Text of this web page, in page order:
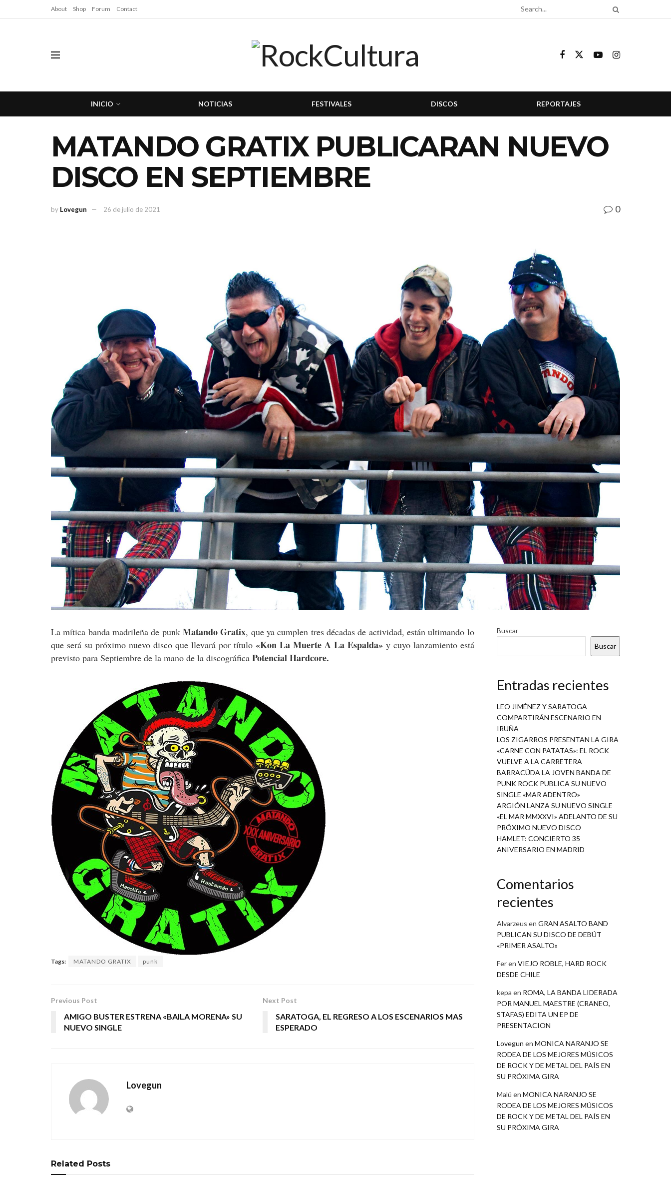
About Shop Forum Contact
INICIO NOTICIAS FESTIVALES DISCOS REPORTAJES
MATANDO GRATIX PUBLICARAN NUEVO
DISCO EN SEPTIEMBRE
by Lovegun 26 de julio de 2021 0
La mítica banda madrileña de punk Matando Gratix, que ya cumplen tres décadas de actividad, están ultimando lo
que será su próximo nuevo disco que llevará por título «Kon La Muerte A La Espalda»y cuyo lanzamiento está
previsto para Septiembre de la mano de la discográfica Potencial Hardcore.
Tags: MATANDO GRATIX punk
Previous Post
AMIGO BUSTER ESTRENA «BAILA MORENA» SU
NUEVO SINGLE
Next Post
SARATOGA, EL REGRESO A LOS ESCENARIOS MAS
ESPERADO
Lovegun
Related Posts
Buscar
Buscar
Entradas recientes
LEO JIMÉNEZ Y SARATOGA
COMPARTIRÁN ESCENARIO EN
IRUÑA
LOS ZIGARROS PRESENTAN LA GIRA
«CARNE CON PATATAS»: EL ROCK
VUELVE A LA CARRETERA
BARRACÜDA LA JOVEN BANDA DE
PUNK ROCK PUBLICA SU NUEVO
SINGLE «MAR ADENTRO»
ARGIÓN LANZA SU NUEVO SINGLE
«EL MAR MMXXVI» ADELANTO DE SU
PRÓXIMO NUEVO DISCO
HAMLET: CONCIERTO 35
ANIVERSARIO EN MADRID
Comentarios
recientes
Alvarzeus en GRAN ASALTO BAND
PUBLICAN SU DISCO DE DEBÚT
«PRIMER ASALTO»
Feren VIEJO ROBLE, HARD ROCK
DESDE CHILE
kepa en ROMA, LA BANDA LIDERADA
POR MANUEL MAESTRE (CRANEO,
STAFAS) EDITA UN EP DE
PRESENTACION
Lovegun en MONICA NARANJO SE
RODEA DE LOS MEJORES MÚSICOS
DE ROCK Y DE METAL DEL PAÍS EN
SU PRÓXIMA GIRA
Malú en MONICA NARANJO SE
RODEA DE LOS MEJORES MÚSICOS
DE ROCK Y DE METAL DEL PAÍS EN
SU PRÓXIMA GIRA